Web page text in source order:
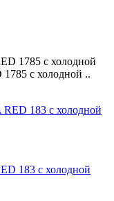
1785 с холодной
с холодной ..
183 с холодной